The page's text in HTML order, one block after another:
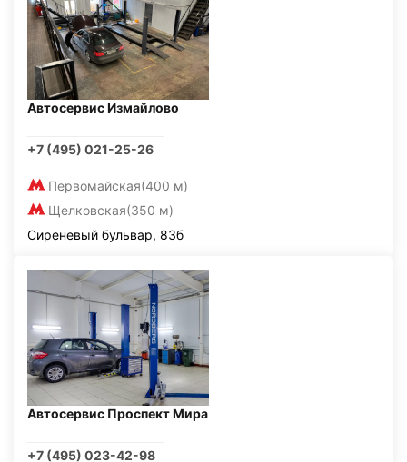
Автосервис Измайлово
+7 (495) 021-25-26
Первомайская(400 м)
Щелковская(350 м)
Сиреневый бульвар, 83б
Автосервис Проспект Мира
+7 (495) 023-42-98